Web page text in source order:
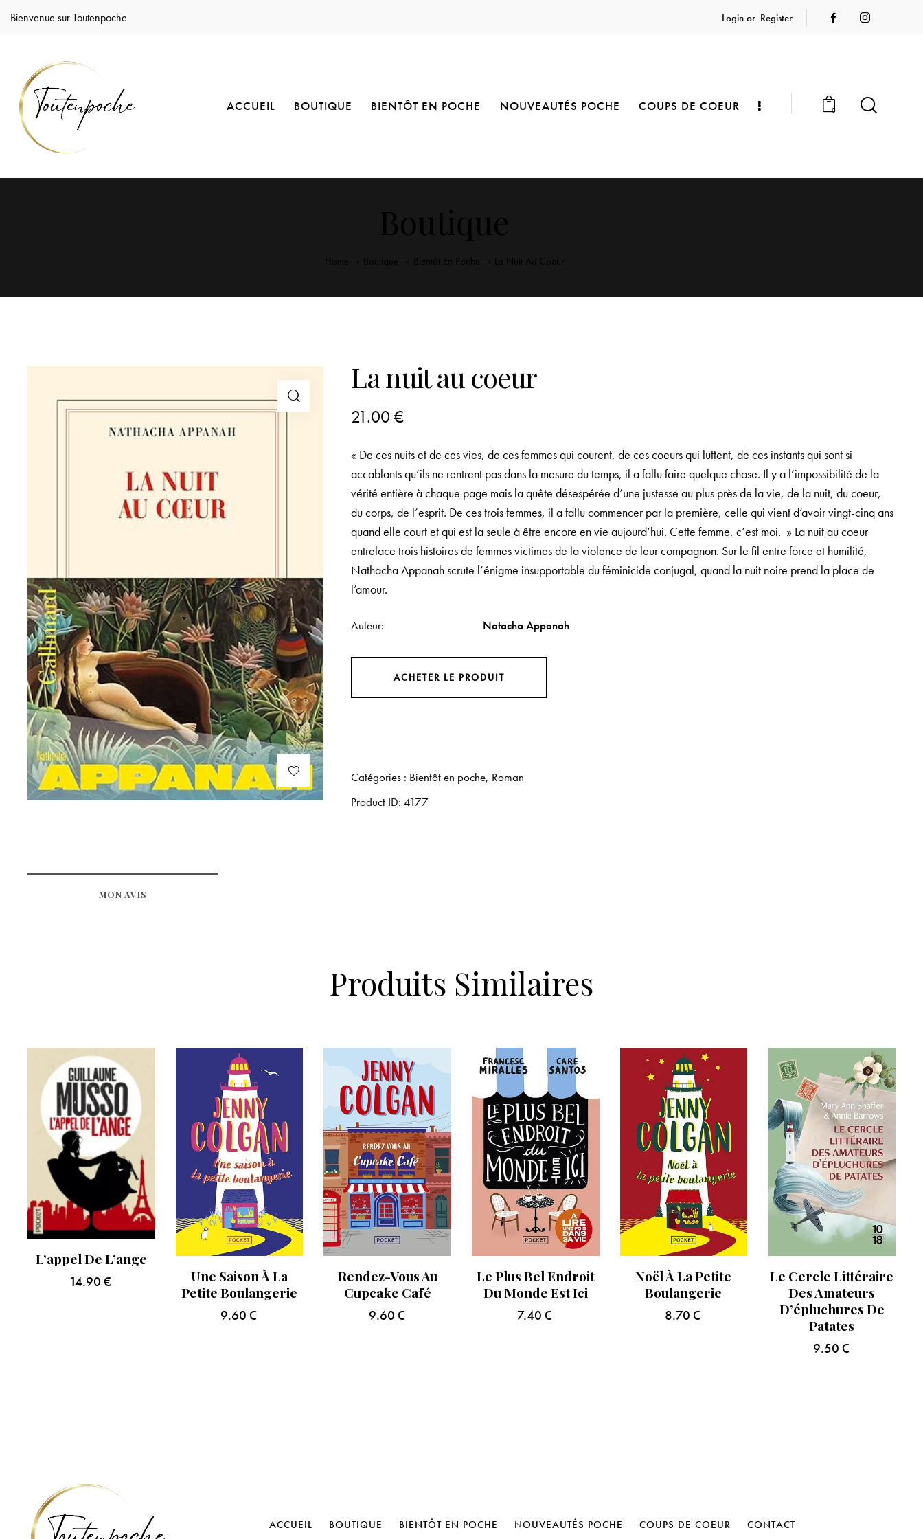
Bienvenue sur Toutenpoche Login or Register
ACCUEIL BOUTIQUE BIENTÔT EN POCHE NOUVEAUTÉS POCHE COUPS DE COEUR 0
La nuit au coeur
21.00€
« De ces nuits et de ces vies, de ces femmes qui courent, de ces coeurs qui luttent, de ces instants qui sont si
accablants qu’ils ne rentrent pas dans la mesure du temps, il a fallu faire quelque chose. Il y a l’impossibilité de la
vérité entière à chaque page mais la quête désespérée d’une justesse au plus près de la vie, de la nuit, du coeur,
du corps, de l’esprit. De ces trois femmes, il a fallu commencer par la première, celle qui vient d’avoir vingt-cinq ans
quand elle court et qui est la seule à être encore en vie aujourd’hui. Cette femme, c’est moi. » La nuit au coeur
entrelace trois histoires de femmes victimes de la violence de leur compagnon. Sur le fil entre force et humilité,
Nathacha Appanah scrute l’énigme insupportable du féminicide conjugal, quand la nuit noire prend la place de
l’amour.
Auteur Natacha Appanah
ACHETER LE PRODUIT
Catégories : Bientôt en poche, Roman
Product ID:4177
MON AVIS
Produits Similaires
L’appel De L’ange
14.90€
Une Saison À La
Petite Boulangerie
9.60 €
Rendez-Vous Au
Cupcake Café
9.60 €
Le Plus Bel Endroit
Du Monde Est Ici
7.40€
Noël À La Petite
Boulangerie
8.70€
Le Cercle Littéraire
Des Amateurs
D’épluchures De
Patates
9.50 €
ACCUEIL BOUTIQUE BIENTÔT EN POCHE NOUVEAUTÉS POCHE COUPS DE COEUR CONTACT